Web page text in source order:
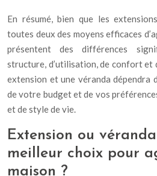
En résumé, bien que les
toutes deux des moyens efficaces
présentent des différences
structure, d’utilisation, de confort et
extension et une véranda dépendra
de votre budget et de vos
et de style de vie.
Extension ou
meilleur choix pour
maison ?